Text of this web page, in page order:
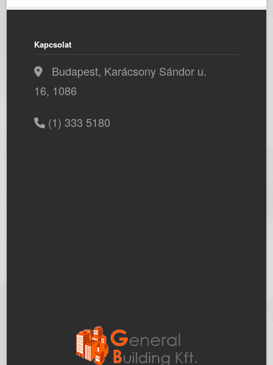
Kapcsolat
Budapest, Karácsony Sándor u.
16, 1086
(1) 333 5180